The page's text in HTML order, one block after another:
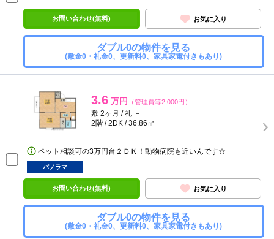
お問い合わせ(無料) お気に入り
ダブル0の物件を見る
(敷金0・礼金0、更新料0、家具家電付きもあり)
3.6 万円 （管理費等2,000円）
敷 2ヶ月 / 礼 －
2階 / 2DK / 36.86㎡
ペット相談可の3万円台２ＤＫ！動物病院も近いんです☆
パノラマ
お問い合わせ(無料) お気に入り
ダブル0の物件を見る
(敷金0・礼金0、更新料0、家具家電付きもあり)